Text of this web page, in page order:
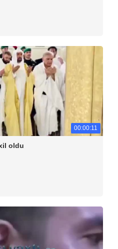
00:00:11
oldu